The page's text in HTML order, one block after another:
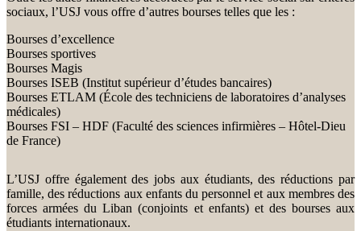
sociaux, l’USJ vous offre d’autres bourses telles que les :
Bourses d’excellence
Bourses sportives
Bourses Magis
Bourses ISEB (Institut supérieur d’études bancaires)
Bourses ETLAM (École des techniciens de laboratoires d’analyses
médicales)
Bourses FSI – HDF (Faculté des sciences infirmières – Hôtel-Dieu
de France)
L’USJ offre également des jobs aux étudiants, des réductions par
famille, des réductions aux enfants du personnel et aux membres des
forces armées du Liban (conjoints et enfants) et des bourses aux
étudiants internationaux.